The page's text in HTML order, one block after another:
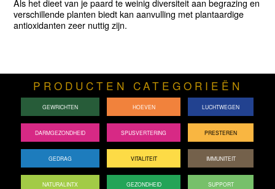
Als het dieet van je paard te weinig diversiteit aan begrazing en
verschillende planten biedt kan aanvulling met plantaardige
antioxidanten zeer nuttig zijn.
PRODUCTEN CATEGORIEËN
GEWRICHTEN HOEVEN LUCHTWEGEN
DARMGEZONDHEID SPIJSVERTERING PRESTEREN
GEDRAG VITALITEIT IMMUNITEIT
NATURALINTX GEZONDHEID SUPPORT